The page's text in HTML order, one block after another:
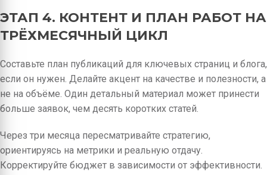
ЭТАП 4. КОНТЕНТ И ПЛАН РАБОТ НА
ТРЁХМЕСЯЧНЫЙ ЦИКЛ
Составьте план публикаций для ключевых страниц и блога,
если он нужен. Делайте акцент на качестве и полезности, а
не на объёме. Один детальный материал может принести
больше заявок, чем десять коротких статей.
Через три месяца пересматривайте стратегию,
ориентируясь на метрики и реальную отдачу.
Корректируйте бюджет в зависимости от эффективности.